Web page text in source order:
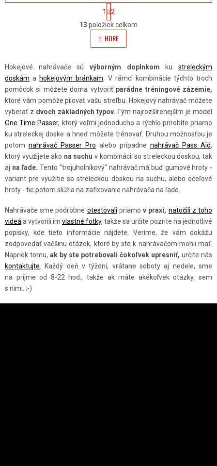
O
V
L
Á
D
A
C
I
E
P
R
V
K
Y
Ý
P
I
S
U
S
T
R
Á
N
K
V
A
N
I
E
1
2
13 položiek celkom
HORE
Hokejové nahrávače sú výborným doplnkom kustreleckým
doskám a hokejovým bránkam . V rámci kombinácie týchto troch
pomôcok si môžete doma vytvoriť parádne tréningové zázemie,
ktoré vám pomôže pilovať vašu streľbu. Hokejový nahrávač môžete
vyberať z dvoch základných typov. Tým najrozšírenejším je model
One Time Passer, ktorý veľmi jednoducho a rýchlo prirobíte priamo
ku streleckej doske a hneď môžete trénovať. Druhou možnosťou je
potom nahrávač Passer Pro alebo prípadne nahrávač Pass Aid,
ktorý využijete ako na suchu v kombinácii so streleckou doskou, tak
aj na ľade. Tento "trojuholníkový" nahrávač má buď gumové hroty -
variant pre využitie so streleckou doskou na suchu, alebo oceľové
hroty - tie potom slúžia na zafixovanie nahrávača na ľade.
Nahrávače sme podrobne otestovali priamov praxi, natočili z toho
videá a vytvorili im vlastné fotky, takže sa určite pozrite na jednotlivé
popisky, kde tieto informácie nájdete. Veríme, že vám dokážu
zodpovedať väčšinu otázok, ktoré by ste k nahrávačom mohli mať.
Napriek tomu, ak by ste potrebovali čokoľvek upresniť, určite nás
kontaktujte . Každý deň v týždni, vrátane soboty aj nedele, sme
na príjme od 8-22 hod., takže ak máte akékoľvek otázky, sem
s nimi. ;-)
Z